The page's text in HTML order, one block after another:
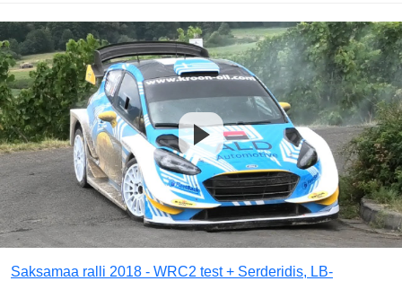
Saksamaa ralli 2018 - WRC2 test + Serderidis, LB-